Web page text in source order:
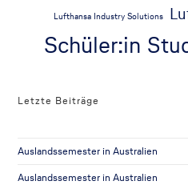
Lufthansa Industry Solutions
Schüler:in
Letzte Beiträge
Auslandssemester in Australien
Auslandssemester in Australien